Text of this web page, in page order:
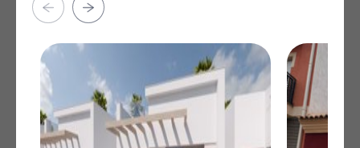
AFFICHER SUR LA CARTE
La carte peut ne pas indiquer l'emplacement exact